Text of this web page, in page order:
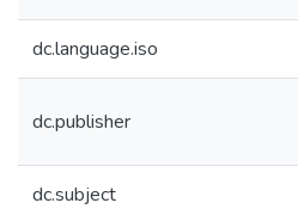
dc.language.iso
dc.publisher
dc.subject